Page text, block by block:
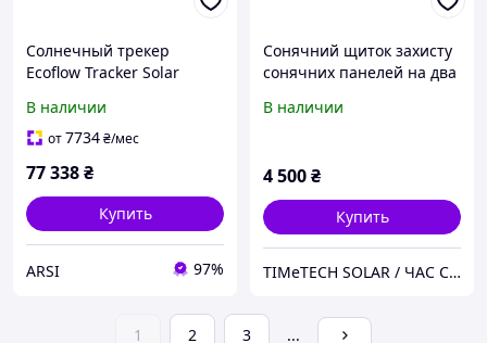
Солнечный трекер
Ecoflow Tracker Solar
В наличии
от7734₴/мес
77 338₴
Купить
ARSI 97%
Сонячний щиток захисту
сонячних панелей на два
блискавки / deye / TOMZN
В наличии
4 500₴
Купить
TIMeTECH SOLAR / ЧАС СОНЯЧНИХ ТЕХНОЛОГІЙ
1 2 3 ...